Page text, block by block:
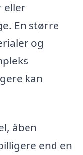
eller
En større
og
kan
åben
end en